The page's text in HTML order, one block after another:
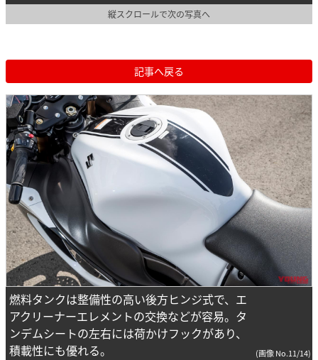
縦スクロールで次の写真へ
記事へ戻る
燃料タンクは整備性の高い後方ヒンジ式で、エ
アクリーナーエレメントの交換などが容易。タ
ンデムシートの左右には荷かけフックがあり、
積載性にも優れる。
(画像 No.11/14)